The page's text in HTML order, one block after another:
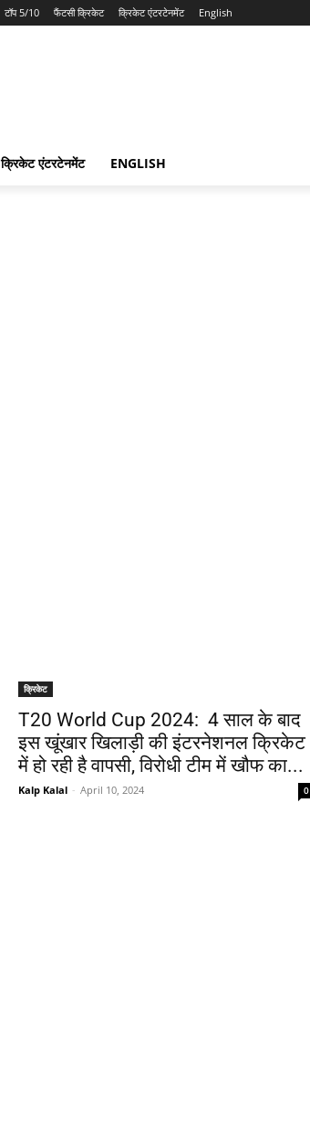
टॉप 5/10 फैंटसी क्रिकेट क्रिकेट एंटरटेनमेंट English
क्रिकेट एंटरटेनमेंट ENGLISH
क्रिकेट
T20 World Cup 2024: 4 साल के बाद
इस खूंखार खिलाड़ी की इंटरनेशनल क्रिकेट
में हो रही है वापसी, विरोधी टीम में खौफ का...
Kalp Kalal - April 10, 2024 0